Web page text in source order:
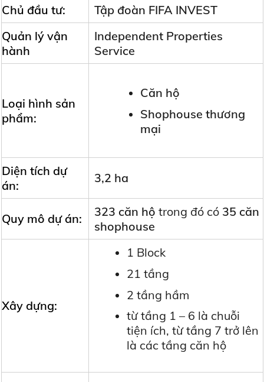
Chủ đầu tư:
Tập đoàn FIFA INVEST
Quản lý vận
hành
Independent Properties
Service
Loại hình sản
phẩm:
Căn hộ
Shophouse thương
mại
Diện tích dự
án:
3,2 ha
Quy mô dự án: 323 căn hộ trong đó có 35 căn
shophouse
Xây dựng:
1 Block
21 tầng
2 tầng hầm
từ tầng 1 – 6 là chuỗi
tiện ích, từ tầng 7 trở lên
là các tầng căn hộ